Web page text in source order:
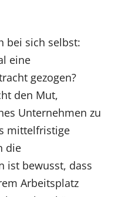
bei sich selbst:
eine
gezogen?
den Mut,
Unternehmen zu
mittelfristige
die
ist bewusst, dass
Arbeitsplatz